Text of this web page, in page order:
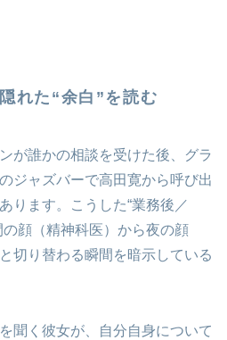
れた“余白”を読む
が誰かの相談を受けた後、グラ
ジャズバーで高田寛から呼び出
ます。こうした“業務後／
顔（精神科医）から夜の顔
切り替わる瞬間を暗示している
聞く彼女が、自分自身について